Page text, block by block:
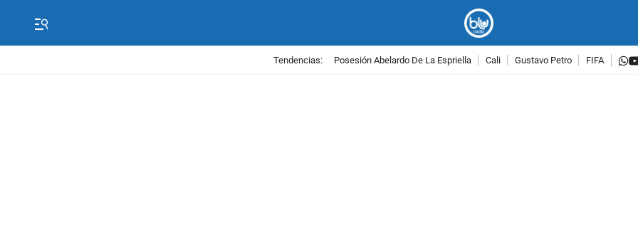
Tendencias: Posesión Abelardo De La Espriella Cali Gustavo Petro FIFA